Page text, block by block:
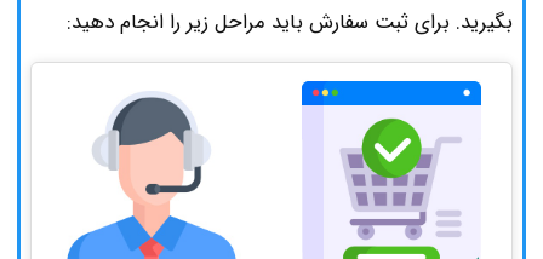
بگیرید. برای ثبت سفارش باید مراحل زیر را انجام دهید: